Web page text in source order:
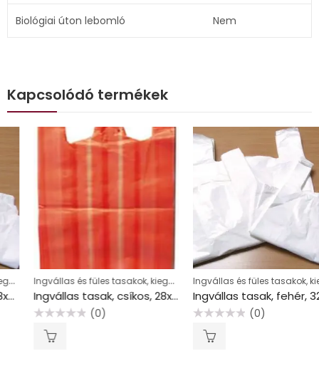
Biológiai úton lebomló Nem
Kapcsolódó termékek
Ingvállas és füles tasakok, kiegészítők
Ingvállas tasak, csíkos, 28x8x50 cm
(0)
Ingvállas és füles tasakok, kiegészítők
Ingvállas tasak, fehér, 32x8x55 cm
(0)